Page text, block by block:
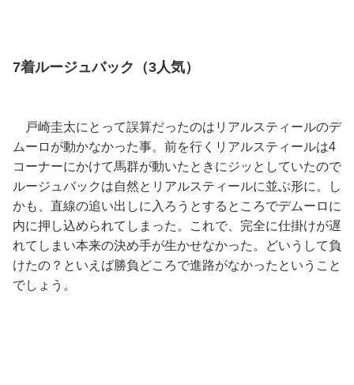
7着ルージュバック（3人気）
戸崎圭太にとって誤算だったのはリアルスティールのデ
ムーロが動かなかった事。前を行くリアルスティールは4
コーナーにかけて馬群が動いたときにジッとしていたので
ルージュバックは自然とリアルスティールに並ぶ形に。し
かも、直線の追い出しに入ろうとするところでデムーロに
内に押し込められてしまった。これで、完全に仕掛けが遅
れてしまい本来の決め手が生かせなかった。どいうして負
けたの？といえば勝負どころで進路がなかったということ
でしょう。